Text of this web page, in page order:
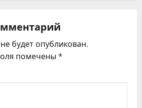
будет опубликован.
помечены *